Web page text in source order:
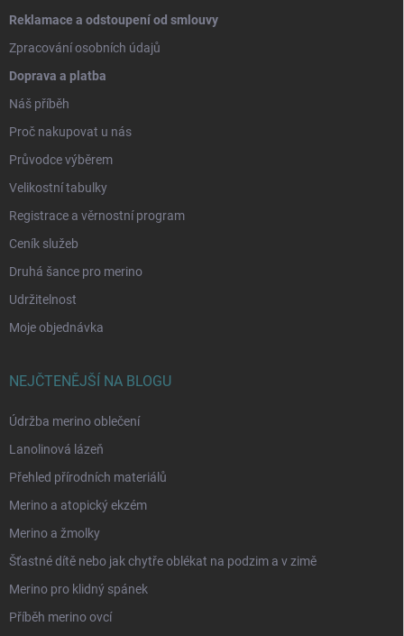
Reklamace a odstoupení od smlouvy
Zpracování osobních údajů
Doprava a platba
Náš příběh
Proč nakupovat u nás
Průvodce výběrem
Velikostní tabulky
Registrace a věrnostní program
Ceník služeb
Druhá šance pro merino
Udržitelnost
Moje objednávka
NEJČTENĚJŠÍ NA BLOGU
Údržba merino oblečení
Lanolinová lázeň
Přehled přírodních materiálů
Merino a atopický ekzém
Merino a žmolky
Šťastné dítě nebo jak chytře oblékat na podzim a v zimě
Merino pro klidný spánek
Příběh merino ovcí